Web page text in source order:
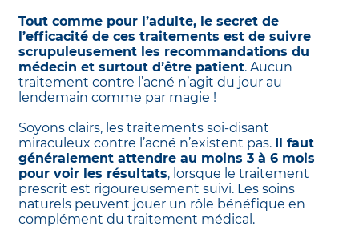
Tout comme pour l’adulte, le secret de
l’efficacité de ces traitements est de suivre
scrupuleusement les recommandations du
médecin et surtout d’être patient. Aucun
traitement contre l’acné n’agit du jour au
lendemain comme par magie !
Soyons clairs, les traitements soi-disant
miraculeux contre l’acné n’existent pas.
Il faut
généralement attendre au moins 3 à 6 mois
pour voir les résultats, lorsque le traitement
prescrit est rigoureusement suivi. Les soins
naturels peuvent jouer un rôle bénéfique en
complément du traitement médical.